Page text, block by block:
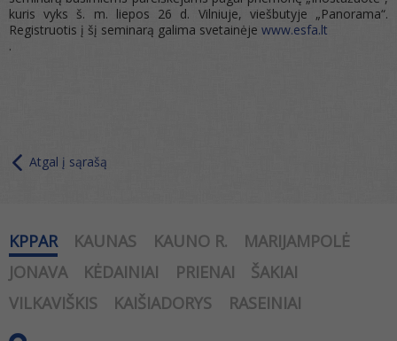
kuris vyks š. m. liepos 26 d. Vilniuje, viešbutyje „Panorama“.
Registruotis į šį seminarą galima svetainėje www.esfa.lt
.
Atgal į sąrašą
KPPAR KAUNAS KAUNO R.
MARIJAMPOLĖ
JONAVA
KĖDAINIAI PRIENAI
ŠAKIAI
VILKAVIŠKIS
KAIŠIADORYS RASEINIAI